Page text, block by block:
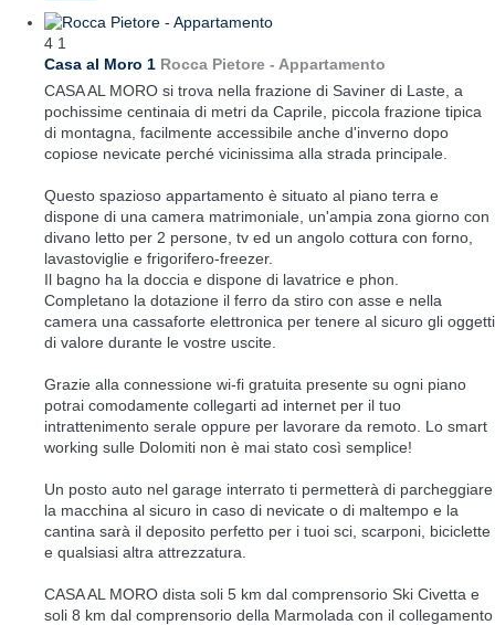
4 1
Casa al Moro 1 Rocca Pietore - Appartamento
CASA AL MORO si trova nella frazione di Saviner di Laste, a
pochissime centinaia di metri da Caprile, piccola frazione tipica
di montagna, facilmente accessibile anche d'inverno dopo
copiose nevicate perché vicinissima alla strada principale.
Questo spazioso appartamento è situato al piano terra e
dispone di una camera matrimoniale, un'ampia zona giorno con
divano letto per 2 persone, tv ed un angolo cottura con forno,
lavastoviglie e frigorifero-freezer.
Il bagno ha la doccia e dispone di lavatrice e phon.
Completano la dotazione il ferro da stiro con asse e nella
camera una cassaforte elettronica per tenere al sicuro gli oggetti
di valore durante le vostre uscite.
Grazie alla connessione wi-fi gratuita presente su ogni piano
potrai comodamente collegarti ad internet per il tuo
intrattenimento serale oppure per lavorare da remoto. Lo smart
working sulle Dolomiti non è mai stato così semplice!
Un posto auto nel garage interrato ti permetterà di parcheggiare
la macchina al sicuro in caso di nevicate o di maltempo e la
cantina sarà il deposito perfetto per i tuoi sci, scarponi, biciclette
e qualsiasi altra attrezzatura.
CASA AL MORO dista soli 5 km dal comprensorio Ski Civetta e
soli 8 km dal comprensorio della Marmolada con il collegamento